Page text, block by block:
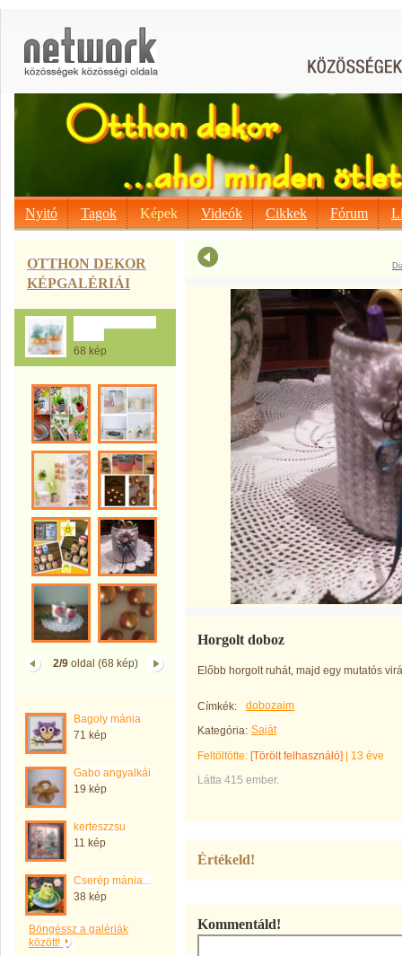
Nyitó Tagok Képek Videók Cikkek Fórum
OTTHON DEKOR
KÉPGALÉRIÁI
68 kép
2/9oldal (68 kép)
Bagoly mánia
71 kép
Gabo angyalkái
19 kép
kerteszzsu
11 kép
Cserép mánia...
38 kép
Böngéssz a galériák
között!
Horgolt doboz
Előbb horgolt ruhát, majd egy mutatós
Címkék:
dobozaim
Kategória: Saját
Feltöltötte: [Törölt felhasználó]
13 éve
Látta 415 ember.
Értékeld!
Kommentáld!